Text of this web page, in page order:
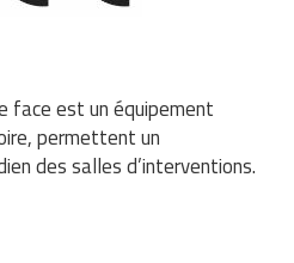
face est un équipement
permettent un
des salles d’interventions.